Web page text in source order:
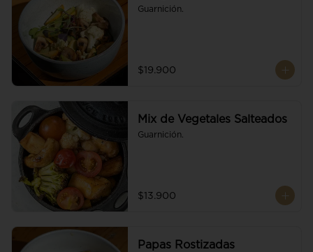
Guarnición.
$19.900
Mix de Vegetales Salteados
Guarnición.
$13.900
Papas Rostizadas